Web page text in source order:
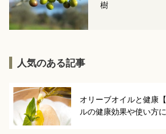
樹
人気のある記事
オリーブオイルと健康
ルの健康効果や使い方